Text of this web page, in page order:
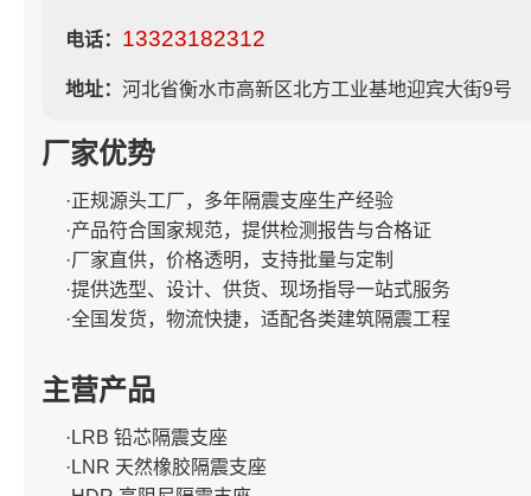
电话： 13323182312
地址： 河北省衡水市高新区北方工业基地迎宾大街9号
厂家优势
·正规源头工厂，多年隔震支座生产经验
·产品符合国家规范，提供检测报告与合格证
·厂家直供，价格透明，支持批量与定制
·提供选型、设计、供货、现场指导一站式服务
·全国发货，物流快捷，适配各类建筑隔震工程
主营产品
·LRB 铅芯隔震支座
·LNR 天然橡胶隔震支座